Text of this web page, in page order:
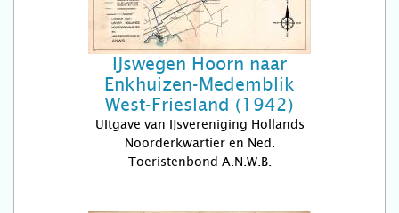
IJswegen Hoorn naar
Enkhuizen-Medemblik
West-Friesland (1942)
UItgave van IJsvereniging Hollands
Noorderkwartier en Ned.
Toeristenbond A.N.W.B.